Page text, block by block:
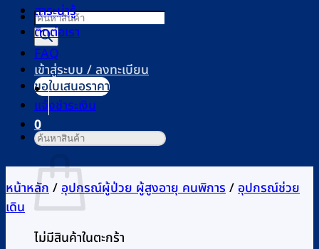
Products
search
เข้าสู่ระบบ / ลงทะเบียน
0
ตะกร้าสินค้า
ไม่มีสินค้าในตะกร้า
สาระน่ารู้
ติดต่อเรา
FAQ
ขอใบเสนอราคา
แจ้งชำระเงิน
ค้นหา:
หน้าหลัก/อุปกรณ์ผู้ป่วย ผู้สูงอายุ คนพิการ/อุปกรณ์ช่วย
เดิน